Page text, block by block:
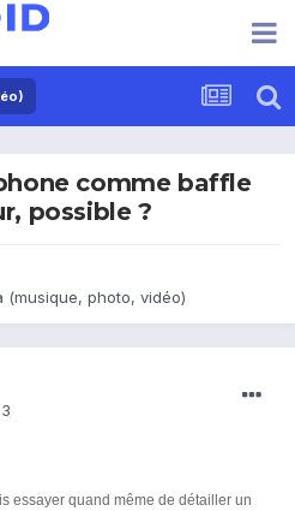
comme baffle
possible ?
(musique, photo, vidéo)
essayer quand même de détailler un